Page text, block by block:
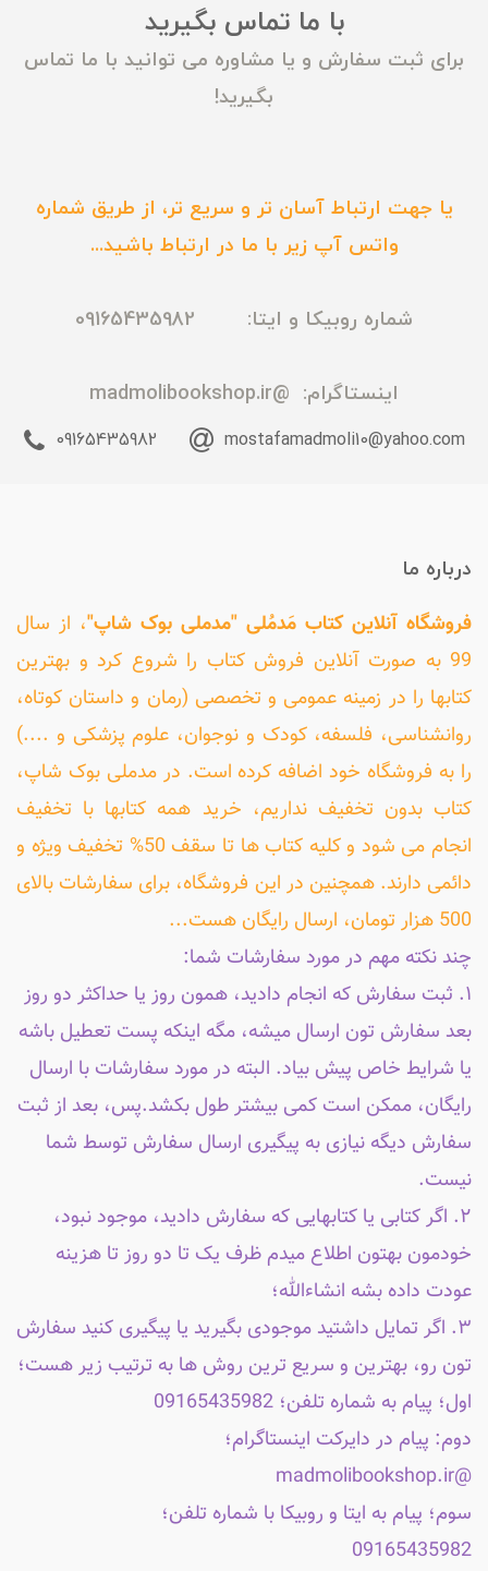
با ما تماس بگیرید
برای ثبت سفارش و یا مشاوره می توانید با ما تماس
بگیرید!
یا جهت ارتباط آسان تر و سریع تر، از طریق شماره
واتس آپ زیر با ما در ارتباط باشید...
شماره روبیکا و ایتا: 09165435982
اینستاگرام: @madmolibookshop.ir
mostafamadmoli10@yahoo.com
09165435982
درباره ما
فروشگاه آنلاین کتاب مَدمُلی "مدملی بوک شاپ"، از سال
99 به صورت آنلاین فروش کتاب را شروع کرد و بهترین
کتابها را در زمینه عمومی و تخصصی (رمان و داستان کوتاه،
روانشناسی، فلسفه، کودک و نوجوان، علوم پزشکی و ....)
را به فروشگاه خود اضافه کرده است. در مدملی بوک شاپ،
کتاب بدون تخفیف نداریم، خرید همه کتابها با تخفیف
انجام می شود و کلیه کتاب ها تا سقف 50% تخفیف ویژه و
دائمی دارند. همچنین در این فروشگاه، برای سفارشات بالای
500 هزار تومان، ارسال رایگان هست...
چند نکته مهم در مورد سفارشات شما:
۱. ثبت سفارش که انجام دادید، همون روز یا حداکثر دو روز
بعد سفارش تون ارسال میشه، مگه اینکه پست تعطیل باشه
یا شرایط خاص پیش بیاد. البته در مورد سفارشات با ارسال
رایگان، ممکن است کمی بیشتر طول بکشد.پس، بعد از ثبت
سفارش دیگه نیازی به پیگیری ارسال سفارش توسط شما
نیست.
۲. اگر کتابی یا کتابهایی که سفارش دادید، موجود نبود،
خودمون بهتون اطلاع میدم ظرف یک تا دو روز تا هزینه
عودت داده بشه انشاءالله؛
۳. اگر تمایل داشتید موجودی بگیرید یا پیگیری کنید سفارش
تون رو، بهترین و سریع ترین روش ها به ترتیب زیر هست؛
اول؛ پیام به شماره تلفن؛ 09165435982
دوم: پیام در دایرکت اینستاگرام؛
@madmolibookshop.ir
سوم؛ پیام به ایتا و روبیکا با شماره تلفن؛
09165435982